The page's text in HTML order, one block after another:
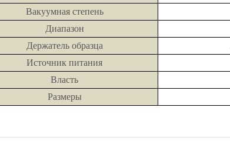
Вакуумная степень
Диапазон
Держатель образца
Источник питания
Власть
Размеры